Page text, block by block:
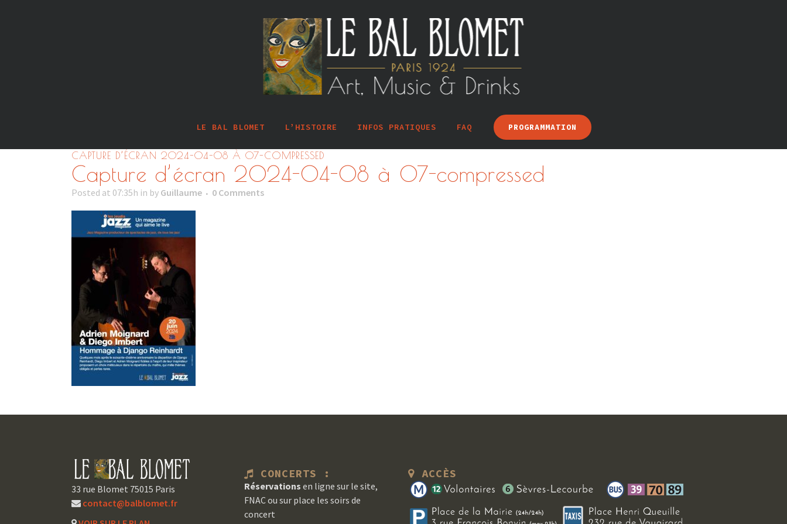
LE BAL BLOMET L’HISTOIRE INFOS PRATIQUES FAQ PROGRAMMATION
CAPTURE D’ÉCRAN 2024-04-08 À 07-COMPRESSED
Capture d’écran 2024-04-08 à 07-compressed
Posted at 07:35h in by Guillaume 0 Comments
33 rue Blomet 75015 Paris
contact@balblomet.fr
CONCERTS :
Réservations en ligne sur le site,
FNAC ou sur place les soirs de
concert
ACCÈS